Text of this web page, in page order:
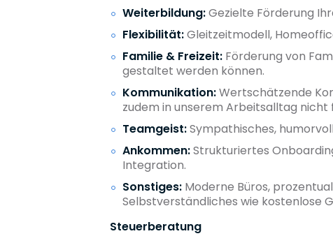
Weiterbildung:Gezielte Förderung
Flexibilität:Gleitzeitmodell,
Familie & Freizeit: Förderung von
gestaltet werden können.
Kommunikation:Wertschätzende
zudem in unserem Arbeitsalltag nicht
Teamgeist:Sympathisches,
Ankommen:Strukturiertes
Integration.
Sonstiges: Moderne Büros,
Selbstverständliches wie kostenlose
Steuerberatung